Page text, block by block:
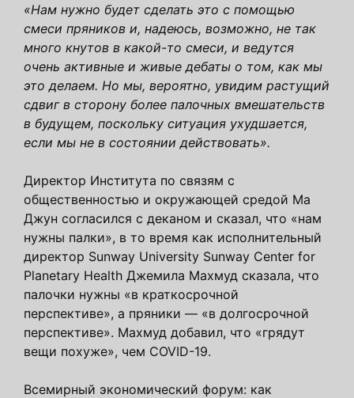
«Нам нужно будет сделать это с помощью
смеси пряников и, надеюсь, возможно, не так
много кнутов в какой-то смеси, и ведутся
очень активные и живые дебаты о том, как мы
это делаем. Но мы, вероятно, увидим растущий
сдвиг в сторону более палочных вмешательств
в будущем, поскольку ситуация ухудшается,
если мы не в состоянии действовать».
Директор Института по связям с
общественностью и окружающей средой Ма
Джун согласился с деканом и сказал, что «нам
нужны палки», в то время как исполнительный
директор Sunway University Sunway Center for
Planetary Health Джемила Махмуд сказала, что
палочки нужны «в краткосрочной
перспективе», а пряники — «в долгосрочной
перспективе». Махмуд добавил, что «грядут
вещи похуже», чем COVID-19.
Всемирный экономический форум: как